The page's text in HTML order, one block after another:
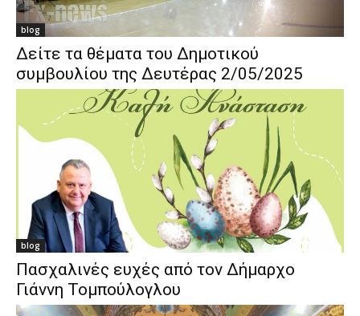
blog
Δείτε τα θέματα του Δημοτικού
συμβουλίου της Δευτέρας 2/05/2025
blog
Πασχαλινές ευχές από τον Δήμαρχο
Γιάννη Τομπούλογλου